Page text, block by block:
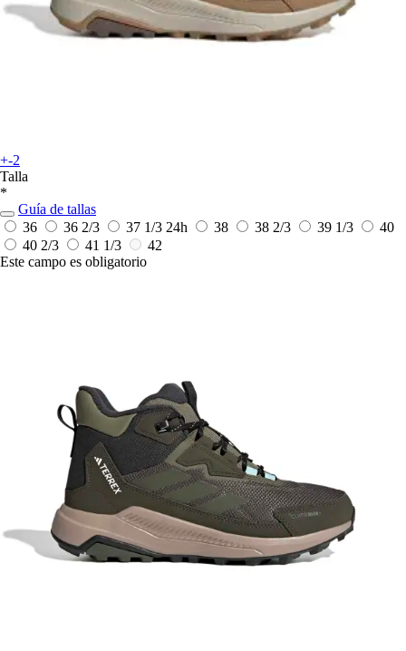
+-2
Talla
*
Guía de tallas
36
36 2/3 37 1/3 24h 38 38 2/3 39 1/3
40
40 2/3
41 1/3
42
Este campo es obligatorio